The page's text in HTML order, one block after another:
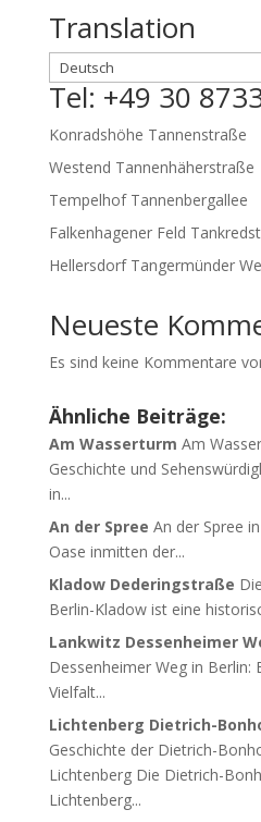
Translation
Tel: +49 30
Konradshöhe Tannenstraße
Westend Tannenhäherstraße
Tempelhof Tannenbergallee
Falkenhagener Feld
Hellersdorf Tangermünder
Neueste
Es sind keine Kommentare
Ähnliche Beiträge:
Am Wasserturm Am
Geschichte und
in...
An der Spree An der Spree
Oase inmitten der...
Kladow Dederingstraße
Berlin-Kladow ist eine
Lankwitz Dessenheimer
Dessenheimer Weg in Berlin:
Vielfalt...
Lichtenberg Dietrich-
Geschichte der Dietrich-
Lichtenberg Die Dietrich-
Lichtenberg...